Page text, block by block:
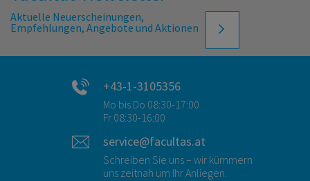
Aktuelle Neuerscheinungen,
Empfehlungen, Angebote und Aktionen
+43-1-3105356
Mo bis Do 08:30-17:00
Fr 08:30-16:00
service@facultas.at
Schreiben Sie uns – wir kümmern
uns zeitnah um Ihr Anliegen.